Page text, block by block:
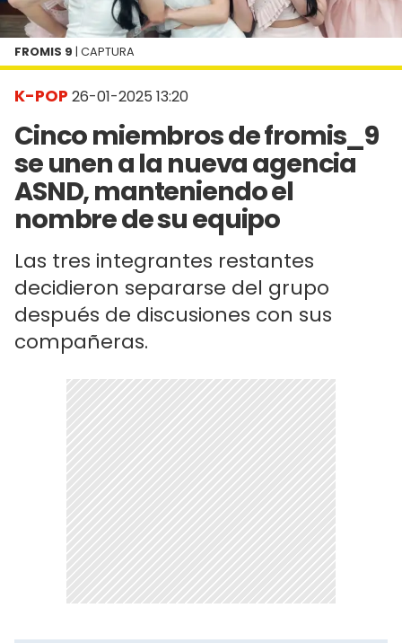
K-POP 26-01-2025 13:20
Cinco miembros de fromis_9
se unen a la nueva agencia
ASND, manteniendo el
nombre de su equipo
Las tres integrantes restantes
decidieron separarse del grupo
después de discusiones con sus
compañeras.
FROMIS 9 | CAPTURA